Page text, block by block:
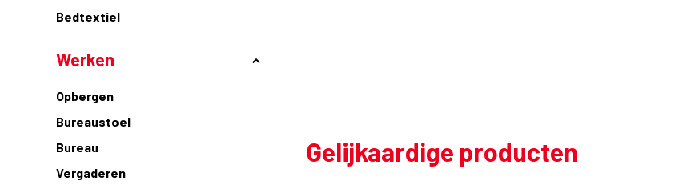
Bedtextiel
Werken
Opbergen
Bureaustoel
Bureau
Vergaderen
Gelijkaardige producten